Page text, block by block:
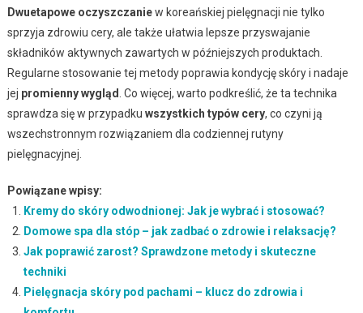
Dwuetapowe oczyszczaniew koreańskiej pielęgnacji nie tylko
sprzyja zdrowiu cery, ale także ułatwia lepsze przyswajanie
składników aktywnych zawartych w późniejszych produktach.
Regularne stosowanie tej metody poprawia kondycję skóry i nadaje
jej promienny wygląd . Co więcej, warto podkreślić, że ta technika
sprawdza się w przypadku wszystkich typów cery, co czyni ją
wszechstronnym rozwiązaniem dla codziennej rutyny
pielęgnacyjnej.
Powiązane wpisy:
Kremy do skóry odwodnionej: Jak je wybrać i stosować?
Domowe spa dla stóp – jak zadbać o zdrowie i relaksację?
Jak poprawić zarost? Sprawdzone metody i skuteczne
techniki
Pielęgnacja skóry pod pachami – klucz do zdrowia i